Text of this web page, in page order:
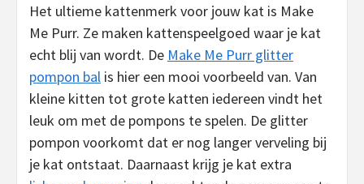
Het ultieme kattenmerk voor jouw kat is Make
Me Purr. Ze maken kattenspeelgoed waar je kat
echt blij van wordt. De Make Me Purr glitter
pompon bal is hier een mooi voorbeeld van. Van
kleine kitten tot grote katten iedereen vindt het
leuk om met de pompons te spelen. De glitter
pompon voorkomt dat er nog langer verveling bij
je kat ontstaat. Daarnaast krijg je kat extra